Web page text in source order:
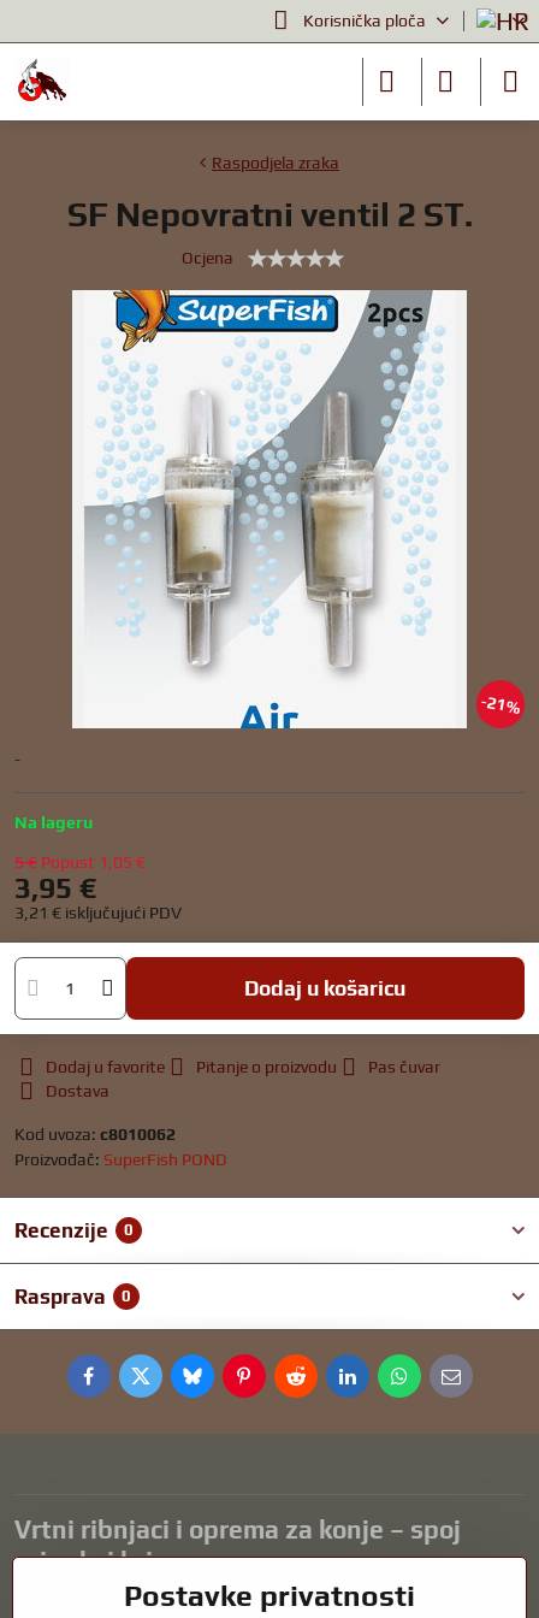
Korisnička ploča
21%
Raspodjela zraka
SF Nepovratni ventil 2 ST.
Ocjena
-
Na lageru
5 € Popust 1,05 €
3,95 €
3,21 € isključujući PDV
Dodaj u košaricu
Dodaj u favorite Pitanje o proizvodu
Pas čuvar
Dostava
Kod uvoza: c8010062
Proizvođač: SuperFish POND
Recenzije 0
Rasprava 0
FacebookTwitterBlueskyPinterestRedditLinkedInWhatsApp
E-
mail
Vrtni ribnjaci i oprema za konje – spoj
prirode i brige
Vrtni ribnjaci prekrasan su dodatak svakom eksterijeru i stvaraju
Postavke privatnosti